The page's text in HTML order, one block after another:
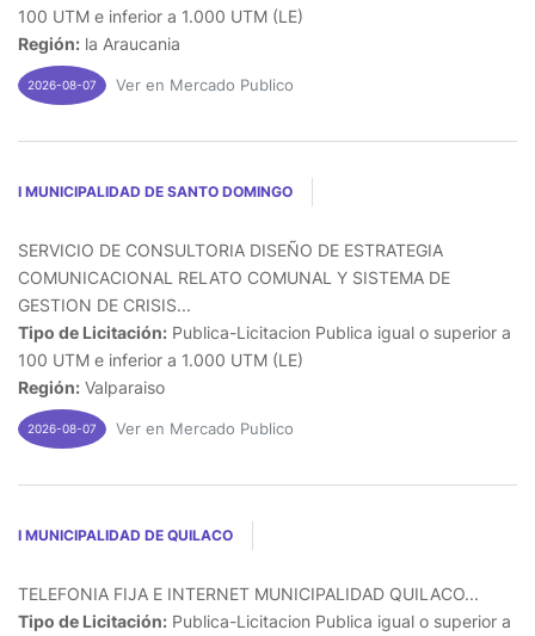
100 UTM e inferior a 1.000 UTM (LE)
Región: la Araucania
2026-08-07 Ver en Mercado Publico
I MUNICIPALIDAD DE SANTO DOMINGO
SERVICIO DE CONSULTORIA DISEÑO DE ESTRATEGIA
COMUNICACIONAL RELATO COMUNAL Y SISTEMA DE
GESTION DE CRISIS...
Tipo de Licitación: Publica-Licitacion Publica igual o superior a
100 UTM e inferior a 1.000 UTM (LE)
Región: Valparaiso
2026-08-07 Ver en Mercado Publico
I MUNICIPALIDAD DE QUILACO
TELEFONIA FIJA E INTERNET MUNICIPALIDAD QUILACO...
Tipo de Licitación: Publica-Licitacion Publica igual o superior a